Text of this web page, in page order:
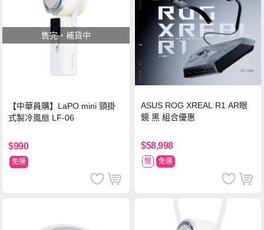
售完，補貨中
【中華員購】LaPO mini 頸掛
式製冷風扇 LF-06
$990
免運
ASUS ROG XREAL R1 AR眼
鏡 黑 組合優惠
$58,998
贈 免運